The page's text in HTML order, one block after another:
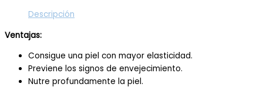
Descripción
Ventajas:
Consigue una piel con mayor elasticidad.
Previene los signos de envejecimiento.
Nutre profundamente la piel.